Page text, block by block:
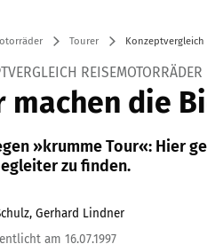
Tourer
REISEMOTORRÄDER
machen die
»krumme Tour«: Hier
zu finden.
Gerhard Lindner
am 16.07.1997